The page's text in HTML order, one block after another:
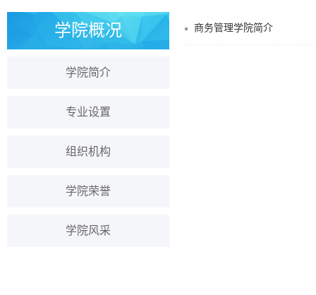
学院概况
学院简介
专业设置
组织机构
学院荣誉
学院风采
商务管理学院简介